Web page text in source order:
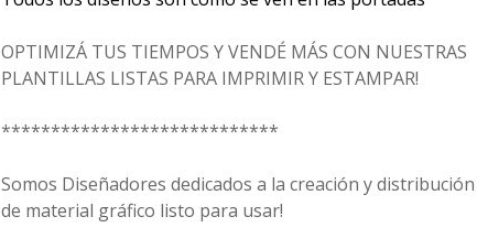
OPTIMIZÁ TUS TIEMPOS Y VENDÉ MÁS CON NUESTRAS
PLANTILLAS LISTAS PARA IMPRIMIR Y ESTAMPAR!
****************************
Somos Diseñadores dedicados a la creación y distribución
de material gráfico listo para usar!